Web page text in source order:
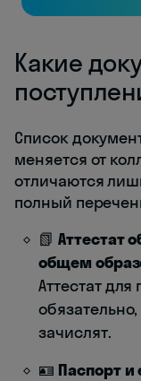
Какие
Список
меняется от
отличаются
полный
📗 Аттестат
общем
Аттестат
зачислят.
🪪 Паспорт и